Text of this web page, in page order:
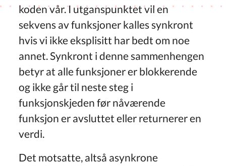
koden vår. I utganspunktet vil en
sekvens av funksjoner kalles synkront
hvis vi ikke eksplisitt har bedt om noe
annet. Synkront i denne sammenhengen
betyr at alle funksjoner er blokkerende
og ikke går til neste steg i
funksjonskjeden før nåværende
funksjon er avsluttet eller returnerer en
verdi.
Det motsatte, altså asynkrone